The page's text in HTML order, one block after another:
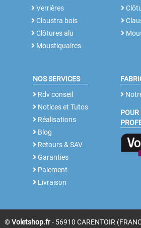
Verrières
Claustra bois
Clôtures alu
Moustiquaires
NOS SERVICES
Rdv conseil
Notices et Tutos
Réalisations
Blog
Retours & SAV
Garanties
Paiement
Livraison
POUR
©Voletshop.fr- 56910 CARENTOIR